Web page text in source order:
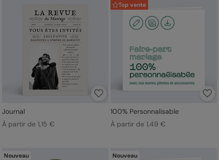
Journal
À partir de 1,15 €
Top vente
100% Personnalisable
À partir de 1,49 €
Nouveau Nouveau